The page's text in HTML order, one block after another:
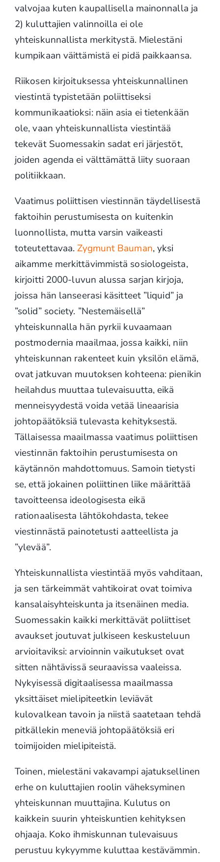
valvojaa kuten kaupallisella mainonnalla ja
2) kuluttajien valinnoilla ei ole
yhteiskunnallista merkitystä. Mielestäni
kumpikaan väittämistä ei pidä paikkaansa.
Riikosen kirjoituksessa yhteiskunnallinen
viestintä typistetään poliittiseksi
kommunikaatioksi: näin asia ei tietenkään
ole, vaan yhteiskunnallista viestintää
tekevät Suomessakin sadat eri järjestöt,
joiden agenda ei välttämättä liity suoraan
politiikkaan.
Vaatimus poliittisen viestinnän täydellisestä
faktoihin perustumisesta on kuitenkin
luonnollista, mutta varsin vaikeasti
toteutettavaa.Zygmunt Bauman, yksi
aikamme merkittävimmistä sosiologeista,
kirjoitti 2000-luvun alussa sarjan kirjoja,
joissa hän lanseerasi käsitteet ”liquid” ja
”solid” society. ”Nestemäisellä”
yhteiskunnalla hän pyrkii kuvaamaan
postmodernia maailmaa, jossa kaikki, niin
yhteiskunnan rakenteet kuin yksilön elämä,
ovat jatkuvan muutoksen kohteena: pienikin
heilahdus muuttaa tulevaisuutta, eikä
menneisyydestä voida vetää lineaarisia
johtopäätöksiä tulevasta kehityksestä.
Tällaisessa maailmassa vaatimus poliittisen
viestinnän faktoihin perustumisesta on
käytännön mahdottomuus. Samoin tietysti
se, että jokainen poliittinen liike määrittää
tavoitteensa ideologisesta eikä
rationaalisesta lähtökohdasta, tekee
viestinnästä painotetusti aatteellista ja
”ylevää”.
Yhteiskunnallista viestintää myös vahditaan,
ja sen tärkeimmät vahtikoirat ovat toimiva
kansalaisyhteiskunta ja itsenäinen media.
Suomessakin kaikki merkittävät poliittiset
avaukset joutuvat julkiseen keskusteluun
arvioitaviksi: arvioinnin vaikutukset ovat
sitten nähtävissä seuraavissa vaaleissa.
Nykyisessä digitaalisessa maailmassa
yksittäiset mielipiteetkin leviävät
kulovalkean tavoin ja niistä saatetaan tehdä
pitkällekin meneviä johtopäätöksiä eri
toimijoiden mielipiteistä.
Toinen, mielestäni vakavampi ajatuksellinen
erhe on kuluttajien roolin väheksyminen
yhteiskunnan muuttajina. Kulutus on
kaikkein suurin yhteiskuntien kehityksen
ohjaaja. Koko ihmiskunnan tulevaisuus
perustuu kykyymme kuluttaa kestävämmin.